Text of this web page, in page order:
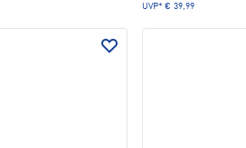
UVP* € 39,99